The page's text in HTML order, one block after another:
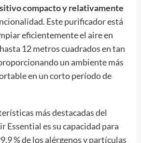
compacto y relativamente
Este purificador está
eficientemente el aire en
12 metros cuadrados en tan
un ambiente más
en un corto período de
más destacadas del
Essential es su capacidad para
% de los alérgenos y partículas